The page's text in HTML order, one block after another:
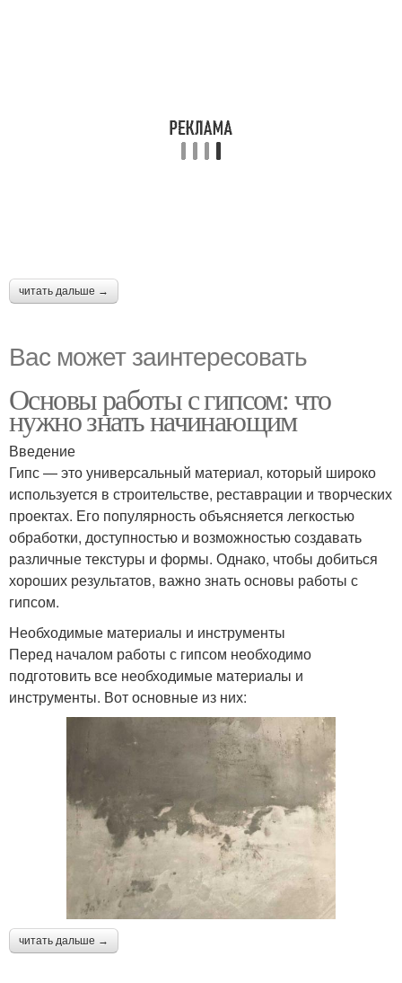
читать дальше →
Вас может заинтересовать
Основы работы с гипсом: что
нужно знать начинающим
Введение
Гипс — это универсальный материал, который широко
используется в строительстве, реставрации и творческих
проектах. Его популярность объясняется легкостью
обработки, доступностью и возможностью создавать
различные текстуры и формы. Однако, чтобы добиться
хороших результатов, важно знать основы работы с
гипсом.
Необходимые материалы и инструменты
Перед началом работы с гипсом необходимо
подготовить все необходимые материалы и
инструменты. Вот основные из них:
читать дальше →